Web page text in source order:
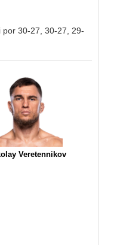
por 30-27, 30-27, 29-
Veretennikov